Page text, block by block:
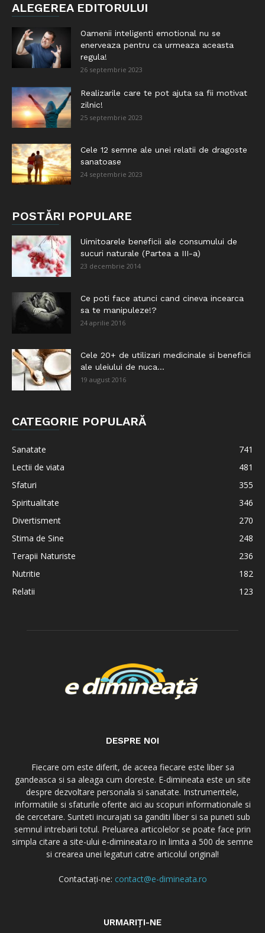
ALEGEREA EDITORULUI
Oamenii inteligenti emotional nu se
enerveaza pentru ca urmeaza aceasta
regula!
26 septembrie 2023
Realizarile care te pot ajuta sa fii motivat
zilnic!
25 septembrie 2023
Cele 12 semne ale unei relatii de dragoste
sanatoase
24 septembrie 2023
POSTĂRI POPULARE
Uimitoarele beneficii ale consumului de
sucuri naturale (Partea a III-a)
23 decembrie 2014
Ce poti face atunci cand cineva incearca
sa te manipuleze!?
24 aprilie 2016
Cele 20+ de utilizari medicinale si beneficii
ale uleiului de nuca...
19 august 2016
CATEGORIE POPULARĂ
Sanatate
741
Lectii de viata
481
Sfaturi
355
Spiritualitate
346
Divertisment
270
Stima de Sine
248
Terapii Naturiste
236
Nutritie
182
Relatii
123
DESPRE NOI
Fiecare om este diferit, de aceea fiecare este liber sa
gandeasca si sa aleaga cum doreste. E-dimineata este un site
despre dezvoltare personala si sanatate. Instrumentele,
informatiile si sfaturile oferite aici au scopuri informationale si
de cercetare. Sunteti incurajati sa ganditi liber si sa puneti sub
semnul intrebarii totul. Preluarea articolelor se poate face prin
simpla citare a site-ului e-dimineata.ro in limita a 500 de semne
si crearea unei legaturi catre articolul original!
Contactați-ne: contact@e-dimineata.ro
URMARIȚI-NE